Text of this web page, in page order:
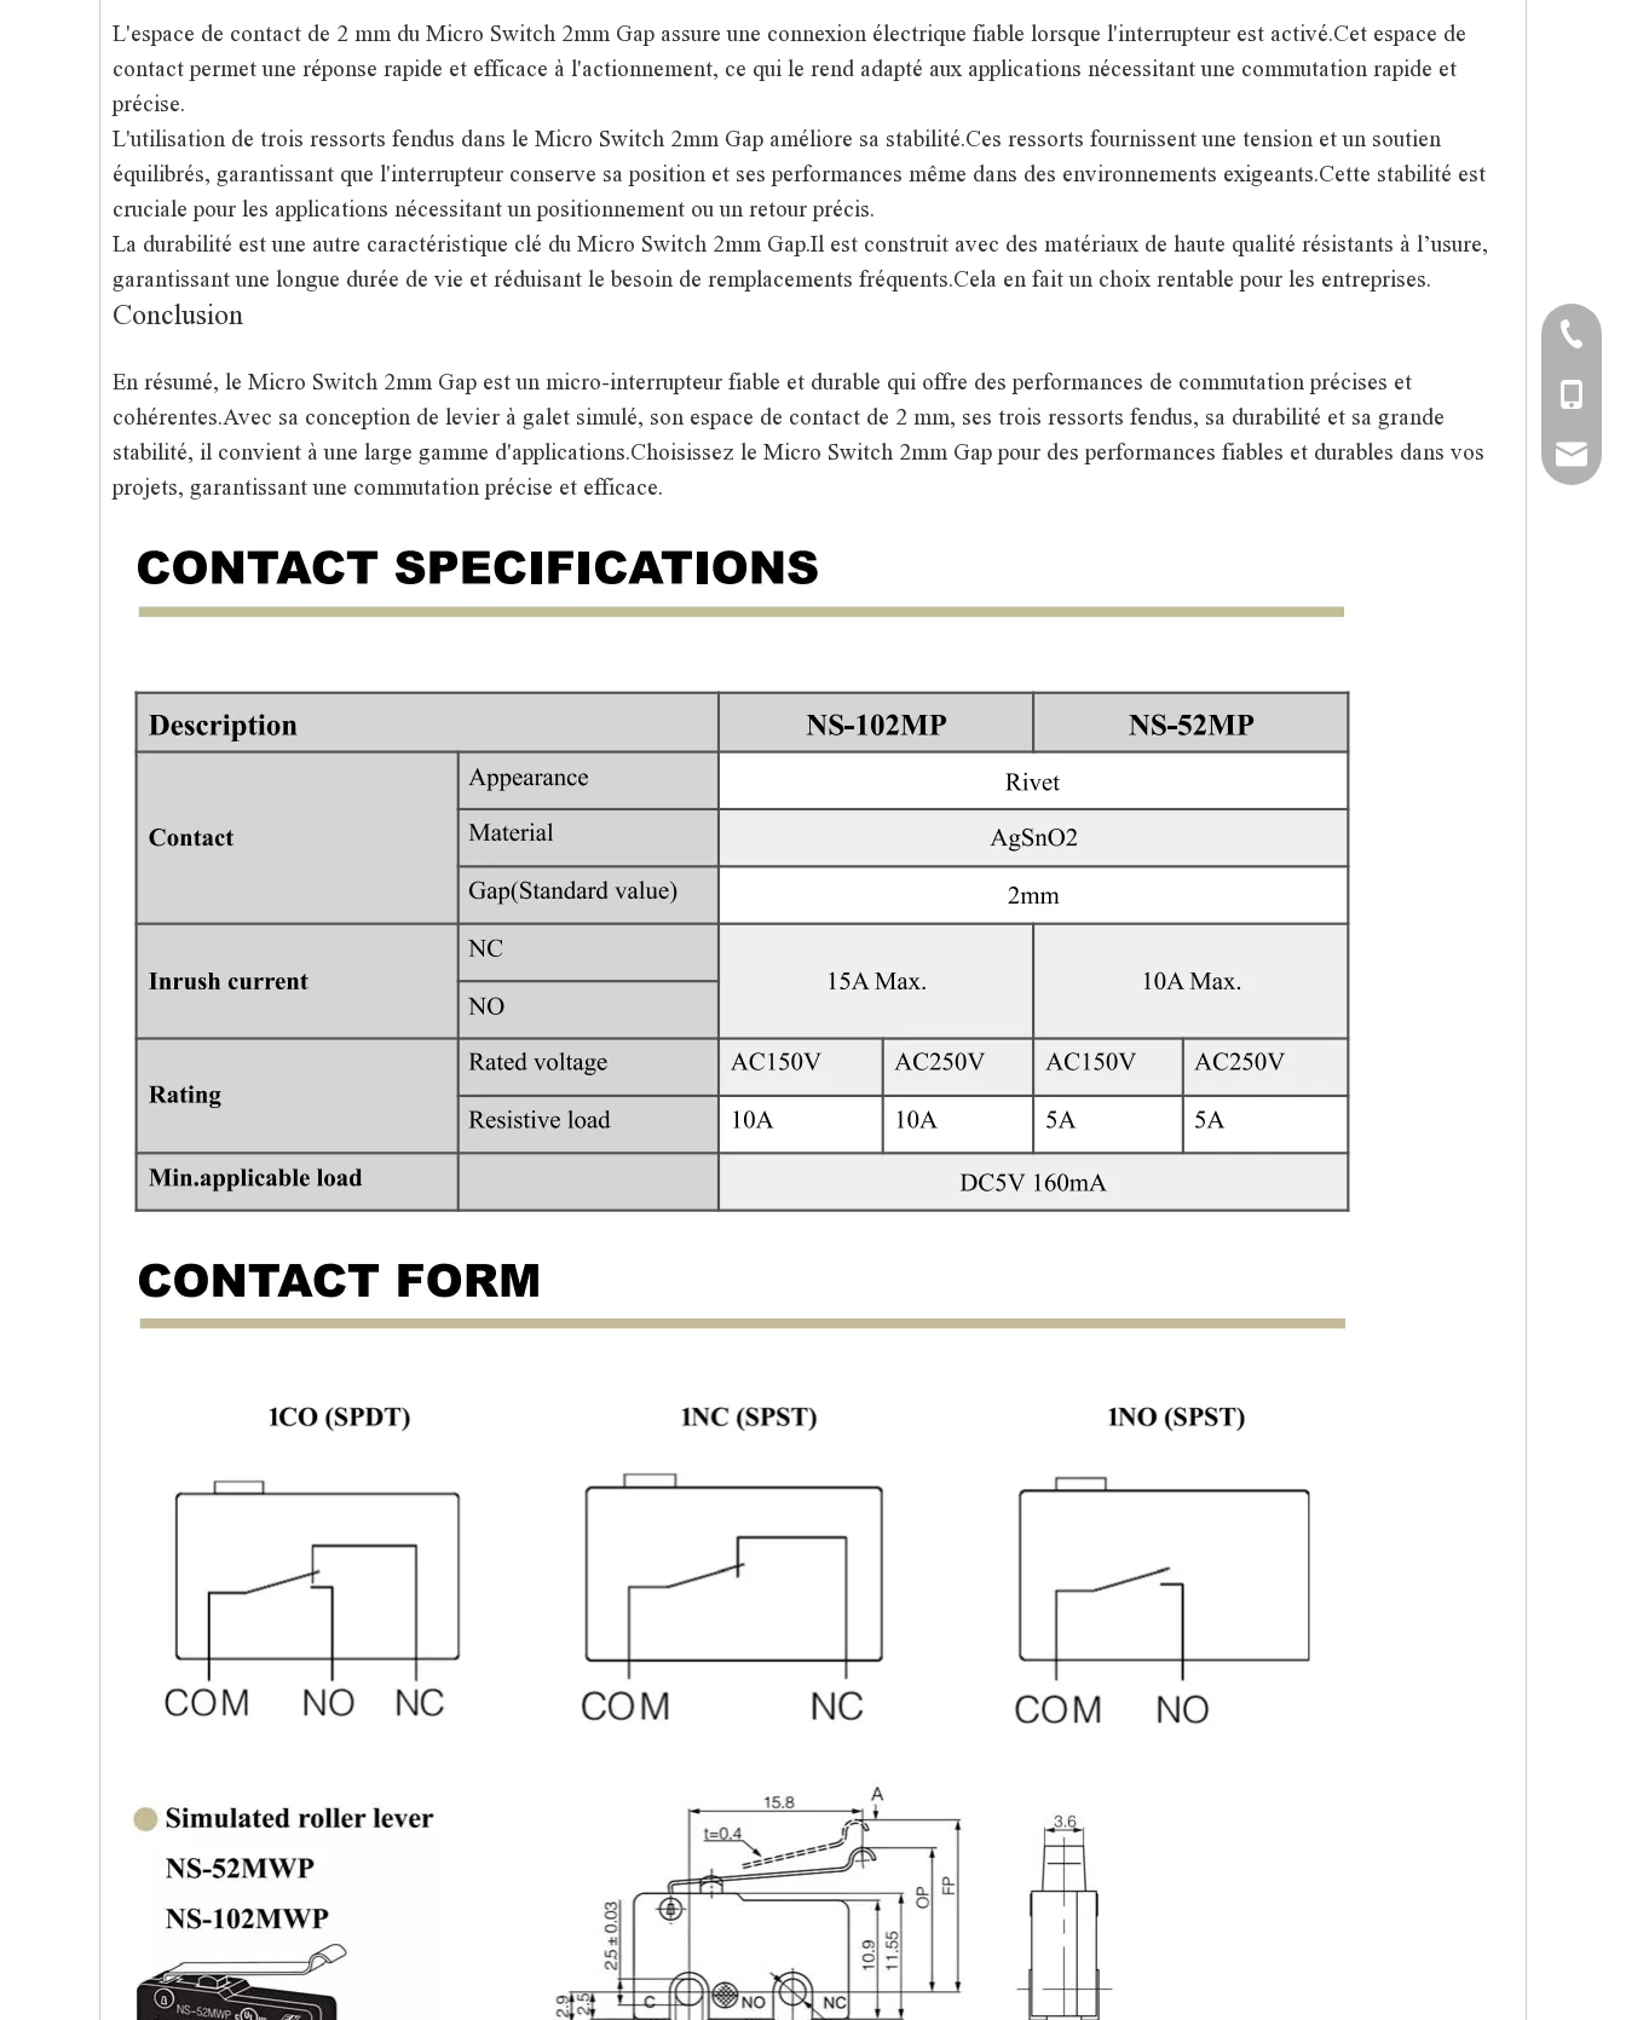
L'espace de contact de 2 mm du Micro Switch 2mm Gap assure une connexion électrique fiable lorsque l'interrupteur est activé.Cet espace de
contact permet une réponse rapide et efficace à l'actionnement, ce qui le rend adapté aux applications nécessitant une commutation rapide et
précise.
L'utilisation de trois ressorts fendus dans le Micro Switch 2mm Gap améliore sa stabilité.Ces ressorts fournissent une tension et un soutien
équilibrés, garantissant que l'interrupteur conserve sa position et ses performances même dans des environnements exigeants.Cette stabilité est
cruciale pour les applications nécessitant un positionnement ou un retour précis.
La durabilité est une autre caractéristique clé du Micro Switch 2mm Gap.Il est construit avec des matériaux de haute qualité résistants à l’usure,
garantissant une longue durée de vie et réduisant le besoin de remplacements fréquents.Cela en fait un choix rentable pour les entreprises.
Conclusion
En résumé, le Micro Switch 2mm Gap est un micro-interrupteur fiable et durable qui offre des performances de commutation précises et
cohérentes.Avec sa conception de levier à galet simulé, son espace de contact de 2 mm, ses trois ressorts fendus, sa durabilité et sa grande
stabilité, il convient à une large gamme d'applications.Choisissez le Micro Switch 2mm Gap pour des performances fiables et durables dans vos
projets, garantissant une commutation précise et efficace.
+86-